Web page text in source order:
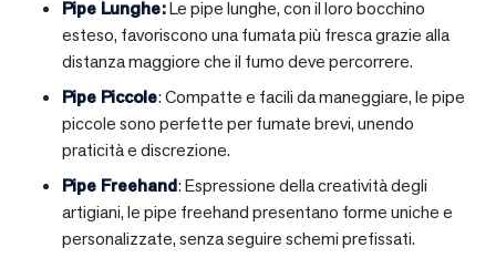
Pipe Lunghe:Le pipe lunghe, con il loro bocchino
esteso, favoriscono una fumata più fresca grazie alla
distanza maggiore che il fumo deve percorrere.
Pipe Piccole: Compatte e facili da maneggiare, le pipe
piccole sono perfette per fumate brevi, unendo
praticità e discrezione.
Pipe Freehand: Espressione della creatività degli
artigiani, le pipe freehand presentano forme uniche e
personalizzate, senza seguire schemi prefissati.